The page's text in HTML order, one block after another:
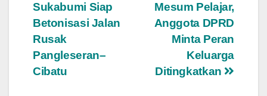
Mesum Pelajar,
Anggota DPRD
Minta Peran
Keluarga
Ditingkatkan
Sukabumi Siap
Betonisasi Jalan
Rusak
Pangleseran–
Cibatu